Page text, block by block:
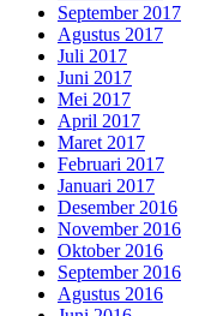
September 2017
Agustus 2017
Juli 2017
Juni 2017
Mei 2017
April 2017
Maret 2017
Februari 2017
Januari 2017
Desember 2016
November 2016
Oktober 2016
September 2016
Agustus 2016